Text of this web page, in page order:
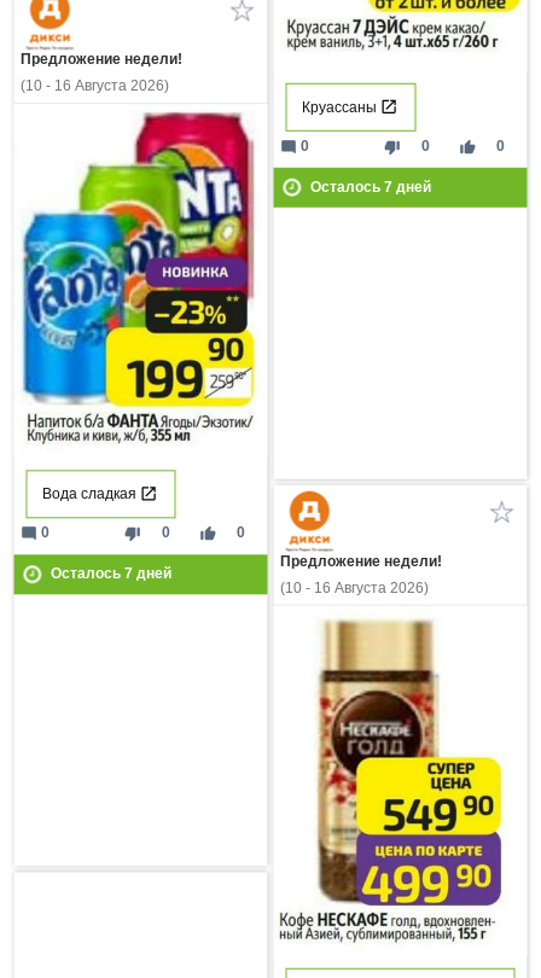
Круассаны
thumb_down 0 thumb_up 0
mode_comment 0
Осталось 7дней
Предложение недели!
(10 - 16 Августа 2026)
Вода сладкая
thumb_down 0 thumb_up 0
mode_comment 0
Осталось 7дней
Предложение недели!
(10 - 16 Августа 2026)